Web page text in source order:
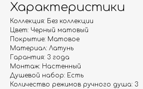
Характеристики
Коллекция: Без коллекции
Цвет: Черный матовый
Покрытие: Матовое
Материал: Латунь
Гарантия: 3 года
Монтаж: Настенный
Душевой набор: Есть
Количество режимов ручного душа: 3
Доставка и оплата
Гарантия
Контакты